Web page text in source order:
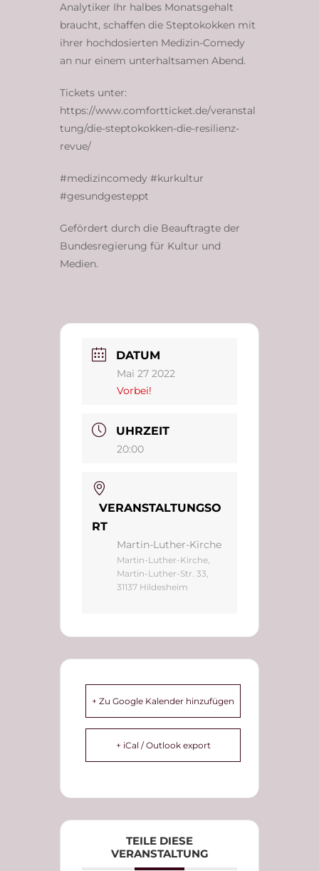
Analytiker Ihr halbes Monatsgehalt
braucht, schaffen die Steptokokken mit
ihrer hochdosierten Medizin-Comedy
an nur einem unterhaltsamen Abend.
Tickets unter:
https://www.comfortticket.de/veranstal
tung/die-steptokokken-die-resilienz-
revue/
#medizincomedy #kurkultur
#gesundgesteppt
Gefördert durch die Beauftragte der
Bundesregierung für Kultur und
Medien.
DATUM
Mai 27 2022
Vorbei!
UHRZEIT
20:00
VERANSTALTUNGSO
RT
Martin-Luther-Kirche
Martin-Luther-Kirche,
Martin-Luther-Str. 33,
31137 Hildesheim
+ Zu Google Kalender hinzufügen
+ iCal / Outlook export
TEILE DIESE
VERANSTALTUNG